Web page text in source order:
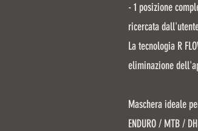
- 1 posizione
ricercata
La tecnologia R
eliminazione
Maschera ideale
ENDURO / MTB /